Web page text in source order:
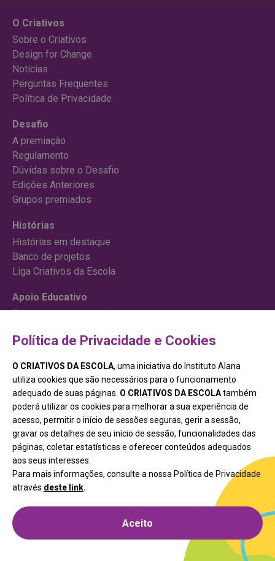
O Criativos
Sobre o Criativos
Design for Change
Notícias
Perguntas Frequentes
Política de Privacidade
Desafio
A premiação
Regulamento
Dúvidas sobre o Desafio
Edições Anteriores
Grupos premiados
Histórias
Histórias em destaque
Banco de projetos
Liga Criativos da Escola
Apoio Educativo
Para começar um projeto
Contato
Siga o Criativos da Escola
Iniciativa
Política de Privacidade e Cookies
O CRIATIVOS DA ESCOLA, uma iniciativa do Instituto Alana
utiliza cookies que são necessários para o funcionamento
adequado de suas páginas. O CRIATIVOS DA ESCOLAtambém
poderá utilizar os cookies para melhorar a sua experiência de
acesso, permitir o início de sessões seguras, gerir a sessão,
gravar os detalhes de seu início de sessão, funcionalidades das
páginas, coletar estatísticas e oferecer conteúdos adequados
aos seus interesses.
Para mais informações, consulte a nossa Política de Privacidade
através deste link.
Aceito